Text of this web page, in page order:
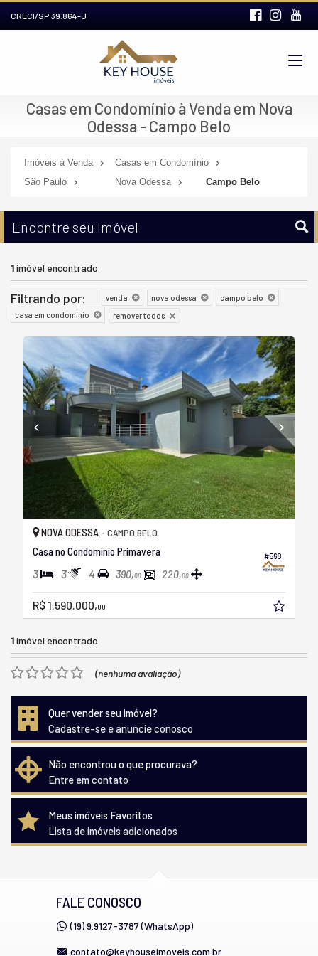
CRECI/SP 39.864-J
Casas em Condomínio à Venda em Nova
Odessa - Campo Belo
Imóveis à Venda
Casas em Condomínio
São Paulo
Nova Odessa Campo Belo
Encontre seu Imóvel
1imóvel encontrado
Filtrando por: venda nova odessa
campo belo
casa em condomínio
remover todos
#568
NOVA ODESSA - CAMPO BELO
Casa no Condomínio Primavera
3 3 4 390,00 220,00
R$ 1.590.000,00
1imóvel encontrado
(nenhuma avaliação)
Quer vender seu imóvel?
Cadastre-se e anuncie conosco
Não encontrou o que procurava?
Entre em contato
Meus imóveis Favoritos
Lista de imóveis adicionados
FALE CONOSCO
(19) 9.9127-3787 (WhatsApp)
contato@keyhouseimoveis.com.br